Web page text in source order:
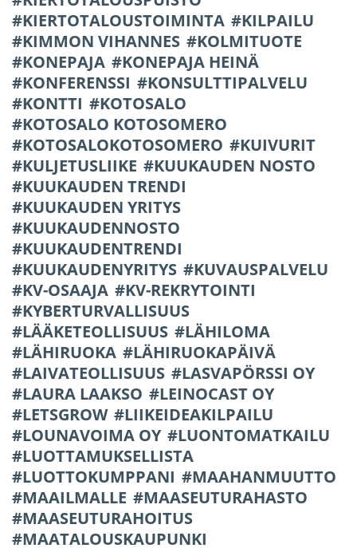
KIERTOTALOUSTOIMINTA
KILPAILU
KIMMON VIHANNES
KOLMITUOTE
KONEPAJA
KONEPAJA HEINÄ
KONFERENSSI
KONSULTTIPALVELU
KONTTI
KOTOSALO
KOTOSALO KOTOSOMERO
KOTOSALOKOTOSOMERO
KUIVURIT
KULJETUSLIIKE
KUUKAUDEN NOSTO
KUUKAUDEN TRENDI
KUUKAUDEN YRITYS
KUUKAUDENNOSTO
KUUKAUDENTRENDI
KUUKAUDENYRITYS
KUVAUSPALVELU
KV-OSAAJA
KV-REKRYTOINTI
KYBERTURVALLISUUS
LÄÄKETEOLLISUUS
LÄHILOMA
LÄHIRUOKA
LÄHIRUOKAPÄIVÄ
LAIVATEOLLISUUS
LASVAPÖRSSI OY
LAURA LAAKSO
LEINOCAST OY
LETSGROW
LIIKEIDEAKILPAILU
LOUNAVOIMA OY
LUONTOMATKAILU
LUOTTAMUKSELLISTA
LUOTTOKUMPPANI
MAAHANMUUTTO
MAAILMALLE
MAASEUTURAHASTO
MAASEUTURAHOITUS
MAATALOUSKAUPUNKI